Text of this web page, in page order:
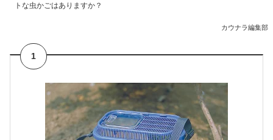
トな虫かごはありますか？
カウナラ編集部
1